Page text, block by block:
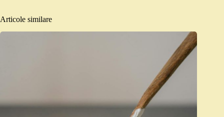
Articole similare